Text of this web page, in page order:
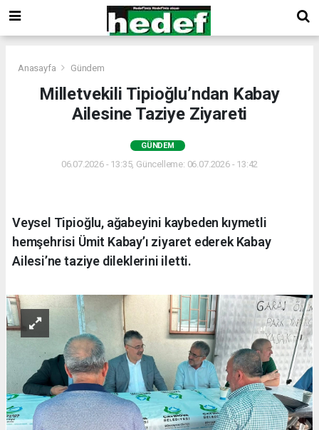
Anasayfa Gündem
Milletvekili Tipioğlu’ndan Kabay
Ailesine Taziye Ziyareti
GÜNDEM
06.07.2026 - 13:35, Güncelleme: 06.07.2026 - 13:42
Veysel Tipioğlu, ağabeyini kaybeden kıymetli
hemşehrisi Ümit Kabay’ı ziyaret ederek Kabay
Ailesi’ne taziye dileklerini iletti.